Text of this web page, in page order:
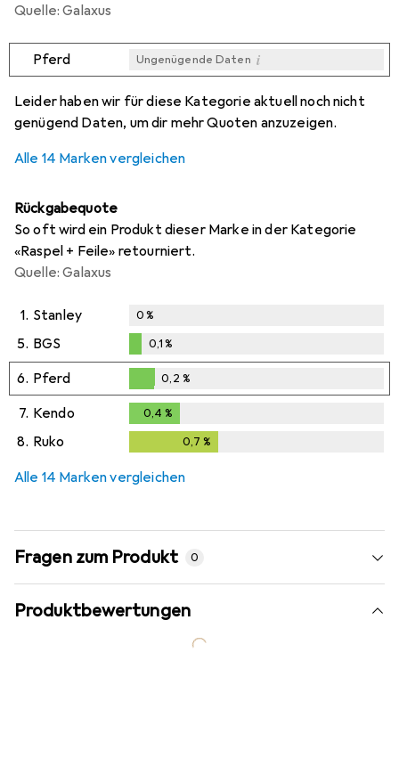
Quelle: Galaxus
Pferd Ungenügende Daten i
Leider haben wir für diese Kategorie aktuell noch nicht
genügend Daten, um dir mehr Quoten anzuzeigen.
Alle 14 Marken vergleichen
Rückgabequote
So oft wird ein Produkt dieser Marke in der Kategorie
«Raspel + Feile» retourniert.
Quelle: Galaxus
1. Stanley 0%
5. BGS
0,1%
0,1%
6. Pferd
0,2%
0,2 %
7. Kendo 0,4 %
8. Ruko 0,7 %
Alle 14 Marken vergleichen
Fragen zum Produkt 0
Produktbewertungen